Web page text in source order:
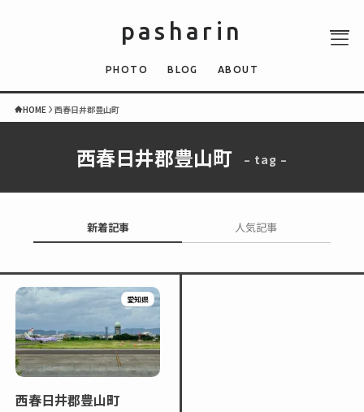
PHOTO
BLOG
pasharin
PHOTO BLOG ABOUT
HOME 西春日井郡豊山町
西春日井郡豊山町 – tag –
新着記事 人気記事
愛知県
西春日井郡豊山町